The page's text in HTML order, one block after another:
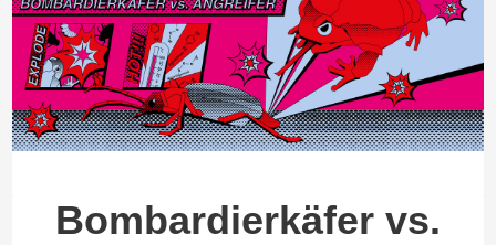
Bombardierkäfer vs.